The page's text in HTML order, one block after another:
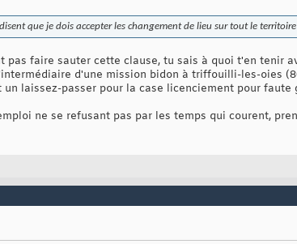
que je dois accepter les changement de lieu sur tout le
pas faire sauter cette clause, tu sais à quoi t'en tenir
d'une mission bidon à triffouilli-les-oies
laissez-passer pour la case licenciement pour faute
ne se refusant pas par les temps qui courent,